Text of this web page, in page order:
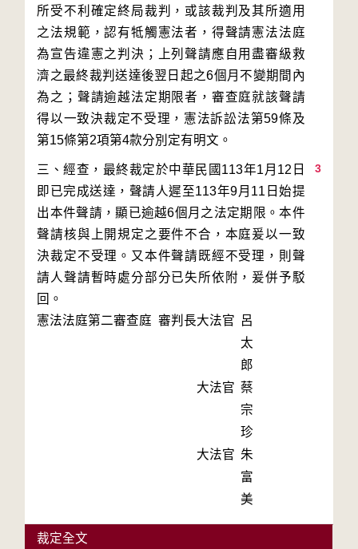
所受不利確定終局裁判，或該裁判及其所適用
之法規範，認有牴觸憲法者，得聲請憲法法庭
為宣告違憲之判決；上列聲請應自用盡審級救
濟之最終裁判送達後翌日起之6個月不變期間內
為之；聲請逾越法定期限者，審查庭就該聲請
得以一致決裁定不受理，憲法訴訟法第59條及
3
三、經查，最終裁定於中華民國113年1月12日
即已完成送達，聲請人遲至113年9月11日始提
出本件聲請，顯已逾越6個月之法定期限。本件
聲請核與上開規定之要件不合，本庭爰以一致
決裁定不受理。又本件聲請既經不受理，則聲
請人聲請暫時處分部分已失所依附，爰併予駁
回。
憲法法庭第二審查庭 審判長大法官 呂
太
郎
大法官 蔡
宗
珍
大法官 朱
富
美
裁定全文